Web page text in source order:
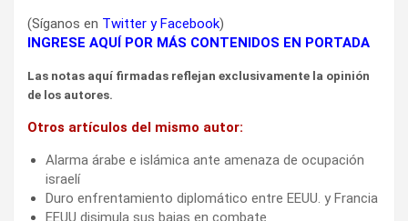
(Síganos en Twitter yFacebook)
INGRESE AQUÍ POR MÁS CONTENIDOS EN PORTADA
Las notas aquí firmadas reflejan exclusivamente la opinión
de los autores.
Otros artículos del mismo autor:
Alarma árabe e islámica ante amenaza de ocupación
israelí
Duro enfrentamiento diplomático entre EEUU. y Francia
EEUU disimula sus bajas en combate